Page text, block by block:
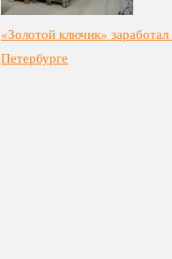
«Золотой ключик»
Петербурге